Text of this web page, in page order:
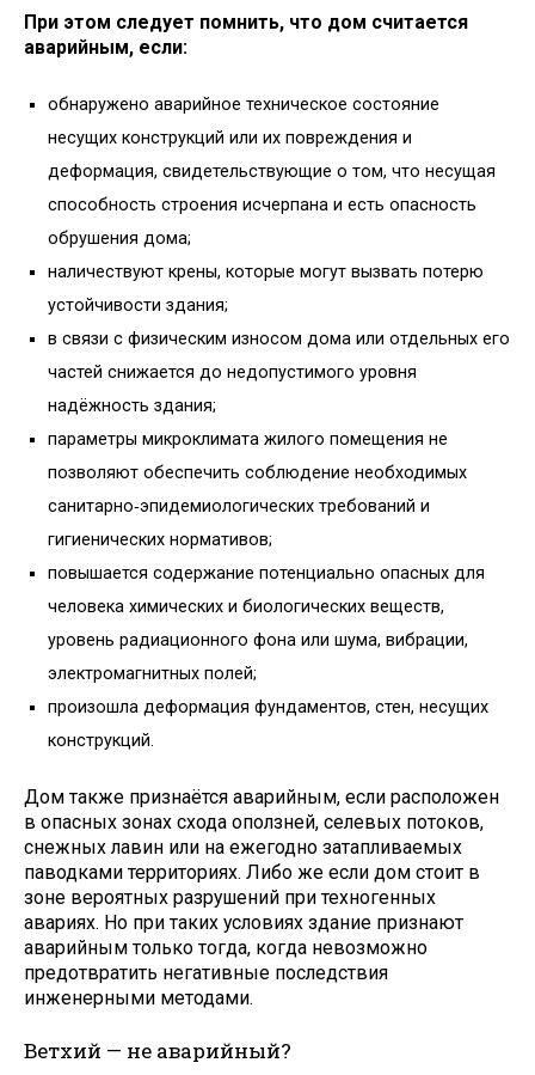
При этом следует помнить, что дом считается
аварийным, если:
обнаружено аварийное техническое состояние
несущих конструкций или их повреждения и
деформация, свидетельствующие о том, что несущая
способность строения исчерпана и есть опасность
обрушения дома;
наличествуют крены, которые могут вызвать потерю
устойчивости здания;
в связи с физическим износом дома или отдельных его
частей снижается до недопустимого уровня
надёжность здания;
параметры микроклимата жилого помещения не
позволяют обеспечить соблюдение необходимых
санитарно‑эпидемиологических требований и
гигиенических нормативов;
повышается содержание потенциально опасных для
человека химических и биологических веществ,
уровень радиационного фона или шума, вибрации,
электромагнитных полей;
произошла деформация фундаментов, стен, несущих
конструкций.
Дом также признаётся аварийным, если расположен
в опасных зонах схода оползней, селевых потоков,
снежных лавин или на ежегодно затапливаемых
паводками территориях. Либо же если дом стоит в
зоне вероятных разрушений при техногенных
авариях. Но при таких условиях здание признают
аварийным только тогда, когда невозможно
предотвратить негативные последствия
инженерными методами.
Ветхий — не аварийный?